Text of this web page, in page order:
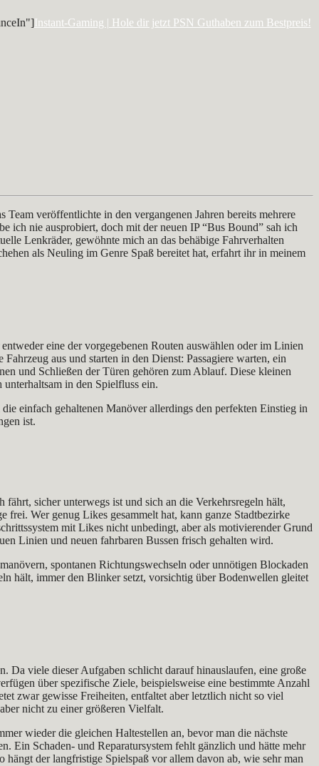
Instant-Gaming | Hole dir jetzt PSN Guthaben zum Bestpreis!
veröffentlichte in den vergangenen Jahren bereits mehrere
ich nie ausprobiert, doch mit der neuen IP “Bus Bound” sah ich
Lenkräder, gewöhnte mich an das behäbige Fahrverhalten
als Neuling im Genre Spaß bereitet hat, erfahrt ihr in meinem
eine der vorgegebenen Routen auswählen oder im Linien
aus und starten in den Dienst: Passagiere warten, ein
und Schließen der Türen gehören zum Ablauf. Diese kleinen
in den Spielfluss ein.
einfach gehaltenen Manöver allerdings den perfekten Einstieg in
ist.
sicher unterwegs ist und sich an die Verkehrsregeln hält,
frei. Wer genug Likes gesammelt hat, kann ganze Stadtbezirke
mit Likes nicht unbedingt, aber als motivierender Grund
Linien und neuen fahrbaren Bussen frisch gehalten wird.
spontanen Richtungswechseln oder unnötigen Blockaden
hält, immer den Blinker setzt, vorsichtig über Bodenwellen gleitet
Da viele dieser Aufgaben schlicht darauf hinauslaufen, eine große
über spezifische Ziele, beispielsweise eine bestimmte Anzahl
zwar gewisse Freiheiten, entfaltet aber letztlich nicht so viel
nicht zu einer größeren Vielfalt.
wieder die gleichen Haltestellen an, bevor man die nächste
Ein Schaden- und Reparatursystem fehlt gänzlich und hätte mehr
der langfristige Spielspaß vor allem davon ab, wie sehr man